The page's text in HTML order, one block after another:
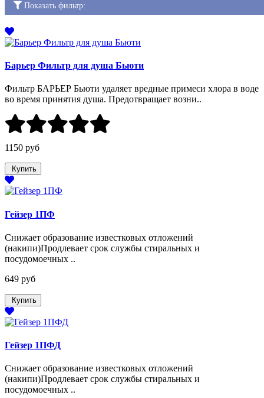
Показать фильтр:
Барьер Фильтр для душа Бьюти
Фильтр БАРЬЕР Бьюти удаляет вредные примеси хлора в воде
во время принятия душа. Предотвращает возни..
1150 руб
Купить
Гейзер 1ПФ
Снижает образование известковых отложений
(накипи)Продлевает срок службы стиральных и
посудомоечных ..
649 руб
Купить
Гейзер 1ПФД
Снижает образование известковых отложений
(накипи)Продлевает срок службы стиральных и
посудомоечных ..